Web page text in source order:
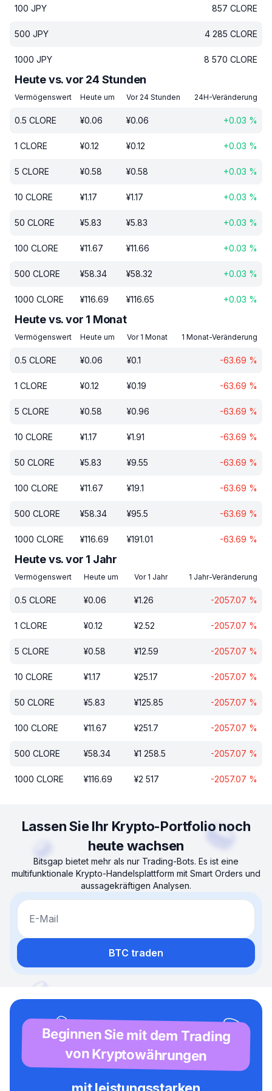
100 JPY 857 CLORE
500 JPY 4 285 CLORE
1000 JPY 8 570 CLORE
Heute vs. vor 24 Stunden
Vermögenswert Heute um Vor 24 Stunden 24H-Veränderung
0.5 CLORE ¥0.06 ¥0.06 +0.03 %
1 CLORE ¥0.12 ¥0.12 +0.03 %
5 CLORE ¥0.58 ¥0.58 +0.03 %
10 CLORE ¥1.17 ¥1.17 +0.03 %
50 CLORE ¥5.83 ¥5.83 +0.03 %
100 CLORE ¥11.67 ¥11.66 +0.03 %
500 CLORE ¥58.34 ¥58.32 +0.03 %
1000 CLORE ¥116.69 ¥116.65 +0.03 %
Heute vs. vor 1 Monat
Vermögenswert Heute um Vor 1 Monat 1 Monat-Veränderung
0.5 CLORE ¥0.06 ¥0.1 -63.69 %
1 CLORE ¥0.12 ¥0.19 -63.69 %
5 CLORE ¥0.58 ¥0.96 -63.69 %
10 CLORE ¥1.17 ¥1.91 -63.69 %
50 CLORE ¥5.83 ¥9.55 -63.69 %
100 CLORE ¥11.67 ¥19.1 -63.69 %
500 CLORE ¥58.34 ¥95.5 -63.69 %
1000 CLORE ¥116.69 ¥191.01 -63.69 %
Heute vs. vor 1 Jahr
Vermögenswert Heute um Vor 1 Jahr 1 Jahr-Veränderung
0.5 CLORE ¥0.06 ¥1.26 -2057.07 %
1 CLORE ¥0.12 ¥2.52 -2057.07 %
5 CLORE ¥0.58 ¥12.59 -2057.07 %
10 CLORE ¥1.17 ¥25.17 -2057.07 %
50 CLORE ¥5.83 ¥125.85 -2057.07 %
100 CLORE ¥11.67 ¥251.7 -2057.07 %
500 CLORE ¥58.34 ¥1 258.5 -2057.07 %
1000 CLORE ¥116.69 ¥2 517 -2057.07 %
Lassen Sie Ihr Krypto-Portfolio noch
heute wachsen
Bitsgap bietet mehr als nur Trading-Bots. Es ist eine
multifunktionale Krypto-Handelsplattform mit Smart Orders und
aussagekräftigen Analysen.
E-Mail
BTC traden
Beginnen Sie mit dem Trading
von Kryptowährungen